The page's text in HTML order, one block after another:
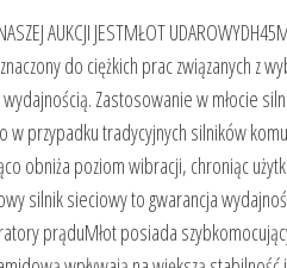
AUKCJI JESTMŁOT
do ciężkich prac związanych z
Zastosowanie w młocie
w przypadku tradycyjnych silników
obniża poziom wibracji, chroniąc
silnik sieciowy to gwarancja
prąduMłot posiada